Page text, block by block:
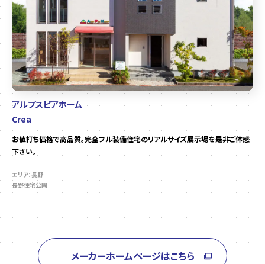
アルプスピアホーム
Crea
お値打ち価格で高品質。完全フル装備住宅のリアルサイズ展示場を是非ご体感
下さい。
エリア：長野
長野住宅公園
メーカーホームページはこちら